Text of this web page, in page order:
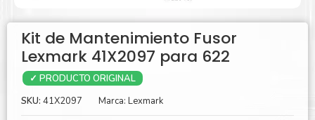
Kit de Mantenimiento Fusor
Lexmark 41X2097 para 622
✓ PRODUCTO ORIGINAL
SKU: 41X2097 Marca: Lexmark